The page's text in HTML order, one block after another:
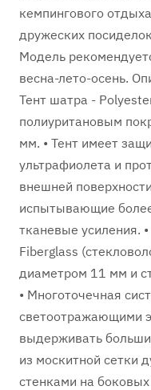
кемпингового
дружеских
Модель
весна-лето-осень.
Тент шатра -
полиуритановым
мм. • Тент имеет
ультрафиолета и
внешней
испытывающие
тканевые усиления.
Fiberglass
диаметром 11 мм и
• Многоточечная
светоотражающими
выдерживать
из москитной сетки
стенками на